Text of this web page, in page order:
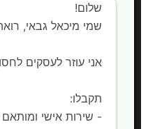
הקמת חברות
אזורי שירות
רואה חשבון:חדרה, השרון,
ינאי, כפר חיים, אור עקיבא, בית
שלום!
שמי מיכאל גבאי,
אני עוזר לעסקים
תקבלו:
- שירות אישי